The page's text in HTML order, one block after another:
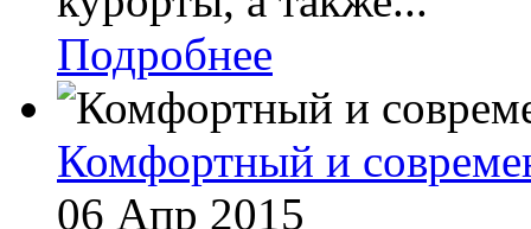
Подробнее
Комфортный и
06 Апр 2015